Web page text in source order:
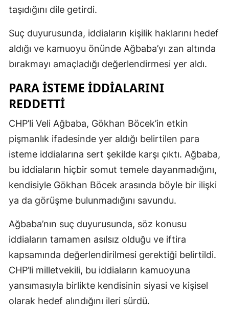
taşıdığını dile getirdi.
Suç duyurusunda, iddiaların kişilik haklarını hedef
aldığı ve kamuoyu önünde Ağbaba’yı zan altında
bırakmayı amaçladığı değerlendirmesi yer aldı.
PARA ISTEME IDDIALARINI
REDDETTI
CHP’li Veli Ağbaba, Gökhan Böcek’in etkin
pişmanlık ifadesinde yer aldığı belirtilen para
isteme iddialarına sert şekilde karşı çıktı. Ağbaba,
bu iddiaların hiçbir somut temele dayanmadığını,
kendisiyle Gökhan Böcek arasında böyle bir ilişki
ya da görüşme bulunmadığını savundu.
Ağbaba’nın suç duyurusunda, söz konusu
iddiaların tamamen asılsız olduğu ve iftira
kapsamında değerlendirilmesi gerektiği belirtildi.
CHP’li milletvekili, bu iddiaların kamuoyuna
yansımasıyla birlikte kendisinin siyasi ve kişisel
olarak hedef alındığını ileri sürdü.